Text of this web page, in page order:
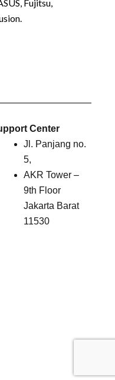
Fujitsu,
Center
Jl. Panjang no.
5,
AKR Tower –
9th Floor
Jakarta Barat
11530